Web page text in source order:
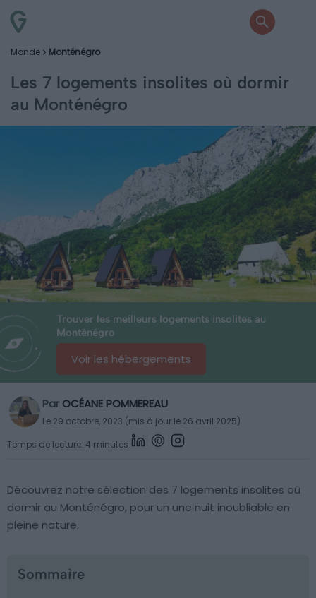
Monde Monténégro
Les 7 logements insolites où dormir
au Monténégro
Trouver les meilleurs logements insolites au
Monténégro
Voir les hébergements
Par OCÉANE POMMEREAU
Le 29 octobre, 2023 (mis à jour le 26 avril 2025)
Temps de lecture: 4 minutes
Découvrez notre sélection des 7 logements insolites où
dormir au Monténégro, pour un une nuit inoubliable en
pleine nature.
Sommaire